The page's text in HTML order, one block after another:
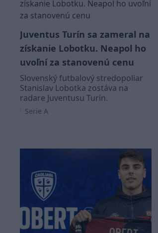
Juventus Turín sa zameral na
získanie Lobotku. Neapol ho
uvoľní za stanovenú cenu
Slovenský futbalový stredopoliar
Stanislav Lobotka zostáva na
radare Juventusu Turín.
Serie A